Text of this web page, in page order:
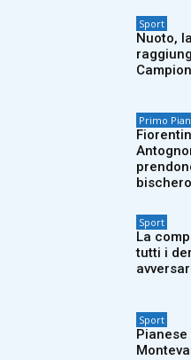
Sport
Nuoto,
Primo
Sport
La
tutti i
Sport